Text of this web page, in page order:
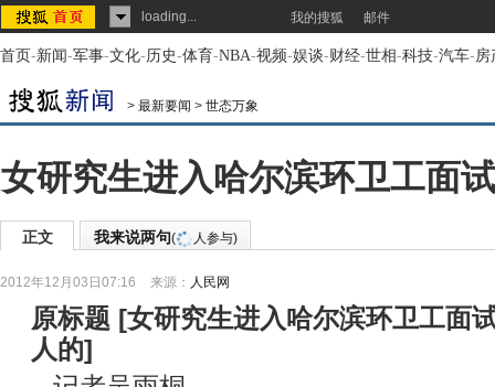
loading... 我的搜狐 邮件
首页-新闻-军事-文化-历史-体育-NBA-视频-娱谈-财经-世相-科技-汽车-房
> 最新要闻 > 世态万象
女研究生进入哈尔滨环卫工面
正文 我来说两句( 人参与)
2012年12月03日07:16 来源： 人民网
原标题 [女研究生进入哈尔滨环卫工面
人的]